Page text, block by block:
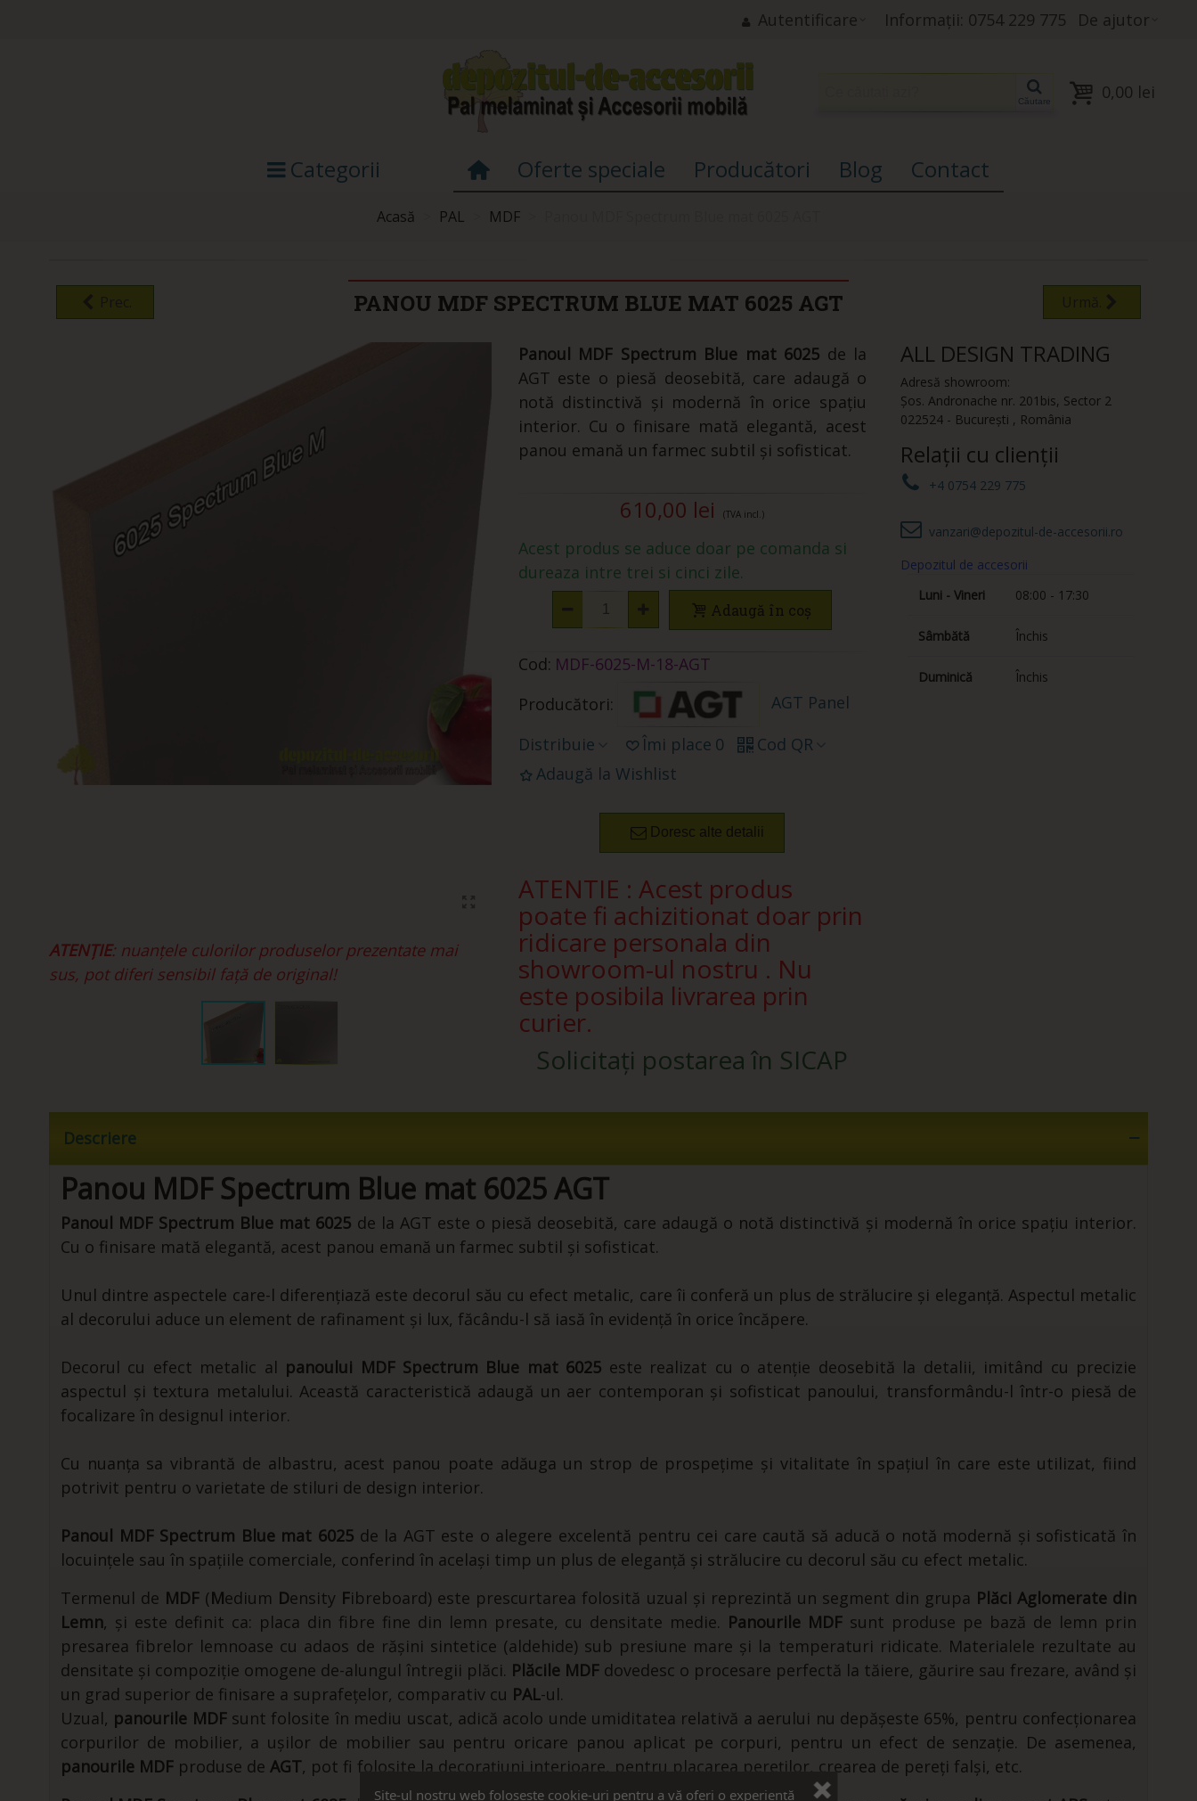
Autentificare Informații: 0754 229 775 De ajutor
Căutare 0,00 lei
Categorii Oferte speciale Producători Blog Contact
Acasă PAL MDF
PANOU MDF SPECTRUM BLUE MAT 6025 AGT
ATENȚIE: nuanțele culorilor produselor prezentate mai
sus, pot diferi sensibil față de original!
Panoul MDF Spectrum Blue mat 6025 de la
AGT este o piesă deosebită, care adaugă o
notă distinctivă și modernă în orice spațiu
interior. Cu o finisare mată elegantă, acest
panou emană un farmec subtil și sofisticat.
610,00 lei (TVA incl.)
Acest produs se aduce doar pe comanda si
dureaza intre trei si cinci zile.
Adaugă în coș
Cod: MDF-6025-M-18-AGT
Producători:
AGT Panel
Distribuie
Îmi place 0
Cod QR
Adaugă la Wishlist
Doresc alte detalii
ATENTIE : Acest produs
poate fi achizitionat doar prin
ridicare personala din
showroom-ul nostru . Nu
este posibila livrarea prin
curier.
Solicitați postarea în SICAP
ALL DESIGN TRADING
Adresă showroom:
Șos. Andronache nr. 201bis, Sector 2
022524- București , România
Relații cu clienții
+4 0754 229 775
vanzari@depozitul-de-accesorii.ro
Depozitul de accesorii
Luni - Vineri
08:00 - 17:30
Sâmbătă Închis
Duminică Închis
Descriere
Panou MDF Spectrum Blue mat 6025 AGT
Panoul MDF Spectrum Blue mat 6025 de la AGT este o piesă deosebită, care adaugă o notă distinctivă și modernă în orice spațiu interior.
Cu o finisare mată elegantă, acest panou emană un farmec subtil și sofisticat.
Unul dintre aspectele care-l diferențiază este decorul său cu efect metalic, care îi conferă un plus de strălucire și eleganță. Aspectul metalic
al decorului aduce un element de rafinament și lux, făcându-l să iasă în evidență în orice încăpere.
Decorul cu efect metalic al panoului MDF Spectrum Blue mat 6025 este realizat cu o atenție deosebită la detalii, imitând cu precizie
aspectul și textura metalului. Această caracteristică adaugă un aer contemporan și sofisticat panoului, transformându-l într-o piesă de
focalizare în designul interior.
Cu nuanța sa vibrantă de albastru, acest panou poate adăuga un strop de prospețime și vitalitate în spațiul în care este utilizat, fiind
potrivit pentru o varietate de stiluri de design interior.
Panoul MDF Spectrum Blue mat 6025de la AGT este o alegere excelentă pentru cei care caută să aducă o notă modernă și sofisticată în
locuințele sau în spațiile comerciale, conferind în același timp un plus de eleganță și strălucire cu decorul său cu efect metalic.
Termenul de MDF (Medium Density Fibreboard) este prescurtarea folosită uzual și reprezintă un segment din grupa Plăci Aglomerate din
Lemn, și este definit ca: placa din fibre fine din lemn presate, cu densitate medie. Panourile MDF sunt produse pe bază de lemn prin
presarea fibrelor lemnoase cu adaos de rășini sintetice (aldehide) sub presiune mare și la temperaturi ridicate. Materialele rezultate au
densitate și compoziție omogene de-alungul întregii plăci. Plăcile MDF dovedesc o procesare perfectă la tăiere, găurire sau frezare, având și
un grad superior de finisare a suprafețelor, comparativ cu PAL-ul.
Uzual, panourile MDFsunt folosite în mediu uscat, adică acolo unde umiditatea relativă a aerului nu depășeste 65%, pentru confecționarea
corpurilor de mobilier, a ușilor de mobilier sau pentru oricare panou aplicat pe corpuri, pentru un efect de senzație. De asemenea,
panourile MDF produse de AGT, pot fi folosite la decorațiuni interioare, pentru placarea pereților, crearea de pereți falși, etc.
Site-ul nostru web folosește cookie-uri pentru a vă oferi o experiență